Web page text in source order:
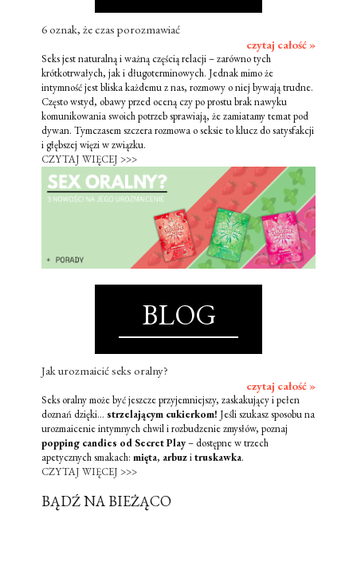
6 oznak, że czas porozmawiać
czytaj całość »
Seks jest naturalną i ważną częścią relacji – zarówno tych
krótkotrwałych, jak i długoterminowych. Jednak mimo że
intymność jest bliska każdemu z nas, rozmowy o niej bywają trudne.
Często wstyd, obawy przed oceną czy po prostu brak nawyku
komunikowania swoich potrzeb sprawiają, że zamiatamy temat pod
dywan. Tymczasem szczera rozmowa o seksie to klucz do satysfakcji
i głębszej więzi w związku.
CZYTAJ WIĘCEJ >>>
BLOG
Jak urozmaicić seks oralny?
czytaj całość »
Seks oralny może być jeszcze przyjemniejszy, zaskakujący i pełen
doznań dzięki... strzelającym cukierkom! Jeśli szukasz sposobu na
urozmaicenie intymnych chwil i rozbudzenie zmysłów, poznaj
popping candies od Secret Play– dostępne w trzech
apetycznych smakach: mięta, arbuzitruskawka.
CZYTAJ WIĘCEJ >>>
BĄDŹ NA BIEŻĄCO